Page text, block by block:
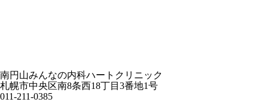
南円山みんなの内科ハートクリニック
札幌市中央区南8条西18丁目3番地1号
011-211-0385